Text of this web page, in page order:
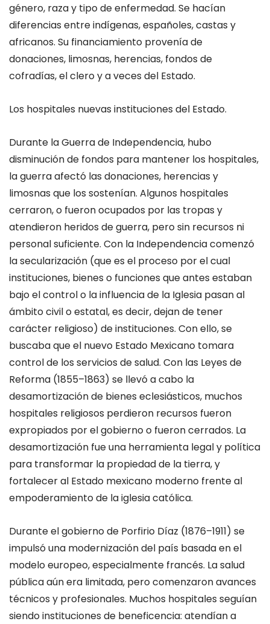
género, raza y tipo de enfermedad. Se hacían
diferencias entre indígenas, españoles, castas y
africanos. Su financiamiento provenía de
donaciones, limosnas, herencias, fondos de
cofradías, el clero y a veces del Estado.
Los hospitales nuevas instituciones del Estado.
Durante la Guerra de Independencia, hubo
disminución de fondos para mantener los hospitales,
la guerra afectó las donaciones, herencias y
limosnas que los sostenían. Algunos hospitales
cerraron,o fueron ocupados por las tropas y
atendieron heridos de guerra, pero sin recursos ni
personal suficiente. Con la Independencia comenzó
lasecularización (que es el proceso por el cual
instituciones, bienes o funciones que antes estaban
bajo el control o la influencia de la Iglesia pasan al
ámbito civil o estatal, es decir, dejan de tener
carácter religioso) de instituciones. Con ello, se
buscaba que el nuevo Estado Mexicano tomara
control de los servicios de salud. Con las Leyes de
Reforma (1855–1863) se llevó a cabo la
desamortización de bienes eclesiásticos, muchos
hospitales religiosos perdieron recursos fueron
expropiados por el gobierno o fueron cerrados. La
desamortización fue una herramienta legal y política
para transformar la propiedad de la tierra, y
fortalecer al Estado mexicano moderno frente al
empoderamiento de la iglesia católica.
Durante el gobierno de Porfirio Díaz (1876–1911) se
impulsó una modernizacióndel país basada en el
modelo europeo, especialmente francés. La salud
pública aún era limitada, pero comenzaron avances
técnicos y profesionales. Muchos hospitales seguían
siendoinstituciones de beneficencia: atendían a